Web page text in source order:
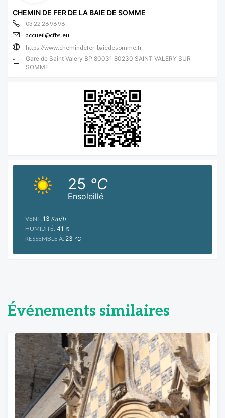
CHEMIN DE FER DE LA BAIE DE SOMME
03 22 26 96 96
accueil@cfbs.eu
https://www.chemindefer-baiedesomme.fr
Gare de Saint Valery BP 80031 80230 SAINT VALERY SUR
SOMME
Ensoleillé
25 °C
VENT: 13 Km/h
HUMIDITÉ: 41 %
RESSEMBLE À: 23 °C
Événements similaires